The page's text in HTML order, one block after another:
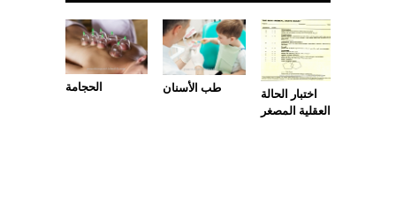
الحجامة طب الأسنان
اختبار الحالة
العقلية المصغر